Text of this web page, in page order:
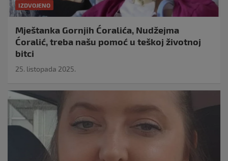
IZDVOJENO
Mještanka Gornjih Ćoralića, Nudžejma
Ćoralić, treba našu pomoć u teškoj životnoj
bitci
25. listopada 2025.